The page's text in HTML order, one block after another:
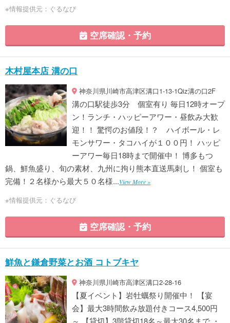
※情報提供元：ぐるなび
空席確認・予約
木村屋本店 溝の口
神奈川県川崎市高津区溝口1-13-1Qiz溝の口2F
溝の口駅徒歩3分 個室有り 毎日12時オープ
ン！ランチ・ハッピーアワー・昼飲み大歓
迎！！ 驚愕のお値段！？ ハイボール・レ
モンサワー・タコハイが１００円！ ハッピ
ーアワー毎日18時まで開催中！ 博多もつ
鍋、鮮魚盛り、旬の素材、九州に拘り熊本直送馬刺し！ 個室も
完備！２名様から最大５０名様...View More »
※情報提供元：ぐるなび
空席確認・予約
鮮魚と鎌倉野菜とお酒 コトブキヤ
神奈川県川崎市高津区溝口2-28-16
【夏イベント】岩牡蠣祭り開催中！ 【宴
会】最大3時間飲み放題付きコース4,500円
～ 【貸切】3階貸切18名～最大30名まで ・